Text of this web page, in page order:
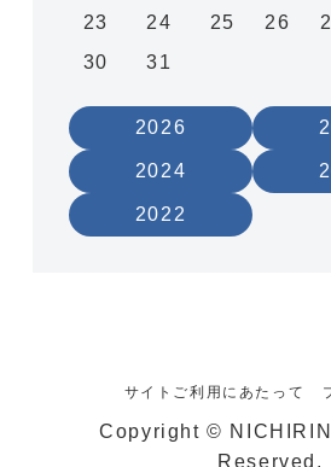
23
24 25 26
30
31
2026
2024
2022
サイトご利用にあたって
Copyright ©
Reserved.